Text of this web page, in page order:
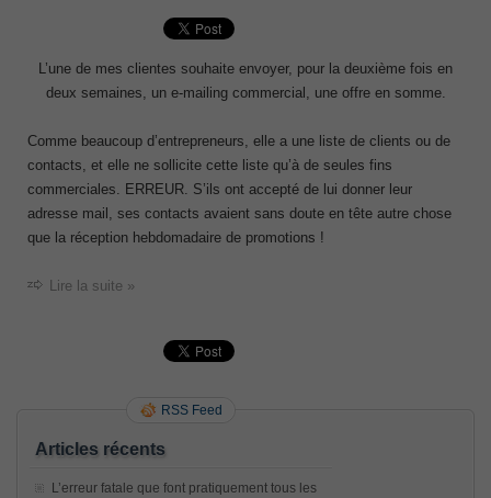
L’une de mes clientes souhaite envoyer, pour la deuxième fois en
deux semaines, un e-mailing commercial, une offre en somme.
Comme beaucoup d’entrepreneurs, elle a une liste de clients ou de
contacts, et elle ne sollicite cette liste qu’à de seules fins
commerciales. ERREUR. S’ils ont accepté de lui donner leur
adresse mail, ses contacts avaient sans doute en tête autre chose
que la réception hebdomadaire de promotions !
Lire la suite »
RSS Feed
Articles récents
L’erreur fatale que font pratiquement tous les